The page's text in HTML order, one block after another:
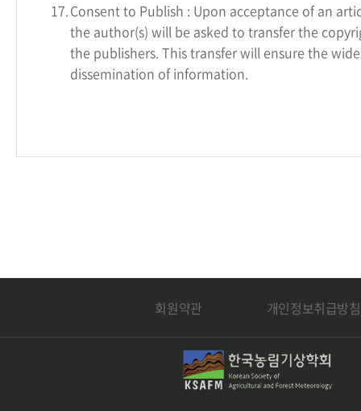
17.Consent to Publish : Upon acceptance of an
the author(s) will be asked to transfer the
the publishers. This transfer will ensure the
dissemination of information.
회원약관 개인정보취급방침